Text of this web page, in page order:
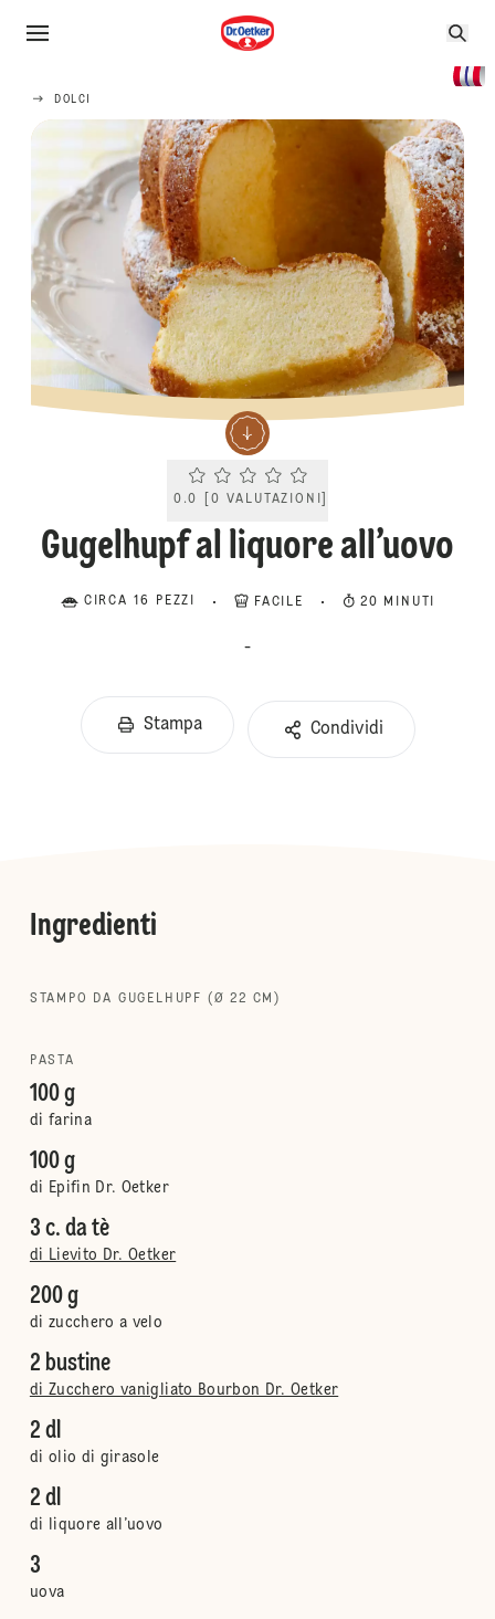
DOLCI
Current rating 0.0. Click to rate.
0.0 0 VALUTAZIONI
Gugelhupf al liquore all’uovo
CIRCA 16 PEZZI FACILE 20 MINUTI
-
Stampa Condividi
Ingredienti
STAMPO DA GUGELHUPF (Ø 22 CM)
PASTA
100 g
di farina
100 g
di Epifin Dr. Oetker
3 c. da tè
di Lievito Dr. Oetker
200 g
di zucchero a velo
2 bustine
di Zucchero vanigliato Bourbon Dr. Oetker
2 dl
di olio di girasole
2 dl
di liquore all’uovo
3
uova